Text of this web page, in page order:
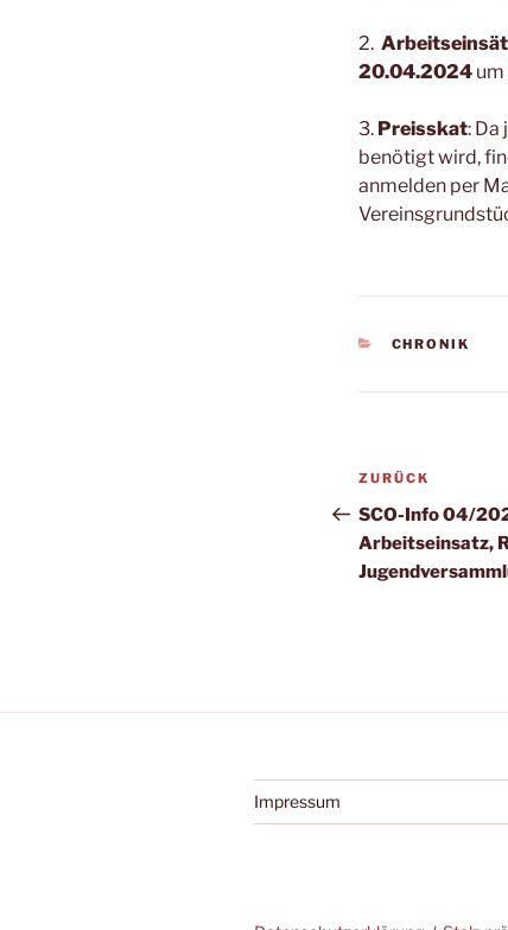
2.
20.04.2024 um
3. Preisskat: Da
benötigt wird,
anmelden per
KATEGORIEN
CHRONIK
Vorheriger
Beitrag
ZURÜCK
SCO-Info 04/
Arbeitseinsatz,
Impressum